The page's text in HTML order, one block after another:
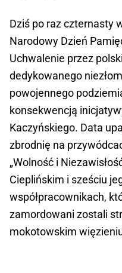
Dziś po raz czternasty
Narodowy Dzień
Uchwalenie przez
dedykowanego
powojennego
konsekwencją
Kaczyńskiego. Data
zbrodnię na
„Wolność i
Cieplińskim i sześciu
współpracownikach,
zamordowani zostali
mokotowskim